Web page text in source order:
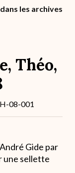
les archives
Théo,
08-001
Gide par
une sellette